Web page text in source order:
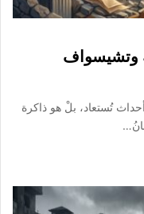
وتشيسواف
تُستعاد، بلْ هو ذاكرة